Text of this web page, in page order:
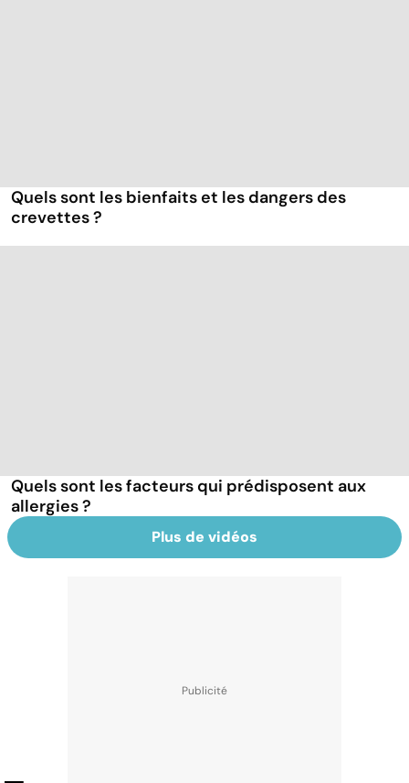
Quels sont les bienfaits et les dangers des
crevettes ?
Quels sont les facteurs qui prédisposent aux
allergies ?
Plus de vidéos